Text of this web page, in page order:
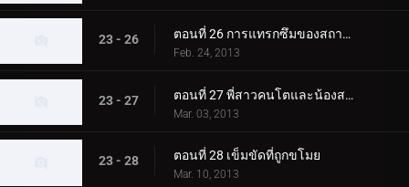
23 - 26 ตอนที่ 26 การแทรกซึมของสถาบัน
Feb. 24, 2013
23 - 27 ตอนที่ 27 พี่สาวคนโตและน้องสาวคนเล็ก
Mar. 03, 2013
23 - 28 ตอนที่ 28 เข็มขัดที่ถูกขโมย
Mar. 10, 2013